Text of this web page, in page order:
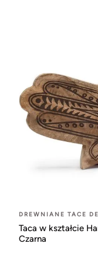
DREWNIANE TACE
Taca w kształcie
Czarna